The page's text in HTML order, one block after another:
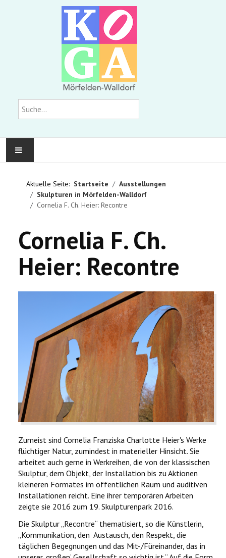
Suchen
AUSSTELLUNGEN
Aktuelle Seite: Startseite
Ausstellungen
Skulpturen in Mörfelden-Walldorf
Cornelia F. Ch. Heier: Recontre
Cornelia F. Ch.
Heier: Recontre
Zumeist sind Cornelia Franziska Charlotte Heier's Werke
flüchtiger Natur, zumindest in materieller Hinsicht. Sie
arbeitet auch gerne in Werkreihen, die von der klassischen
Skulptur, dem Objekt, der Installation bis zu Aktionen
kleineren Formates im öffentlichen Raum und auditiven
Installationen reicht. Eine ihrer temporären Arbeiten
zeigte sie 2016 zum 19. Skulpturenpark 2016.
Die Skulptur „Recontre“ thematisiert, so die Künstlerin,
„Kommunikation, den Austausch, den Respekt, die
täglichen Begegnungen und das Mit-/Füreinander, das in